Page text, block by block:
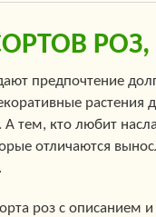
РОЗ,
предпочтение
тем, кто любит
отличаются
роз с описанием